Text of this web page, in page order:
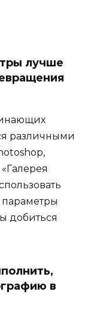
лучше
различными
параметры
добиться
в